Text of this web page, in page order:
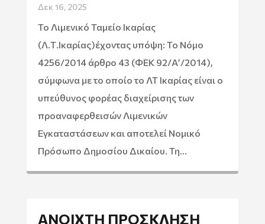
Δεκ 16, 2025
Το Λιμενικό Ταμείο Ικαρίας
(Λ.Τ.Ικαρίας)έχοντας υπόψη: Το Νόμο
4256/2014 άρθρο 43 (ΦΕΚ 92/Α’/2014),
σύμφωνα με το οποίο το ΛΤ Ικαρίας είναι ο
υπεύθυνος φορέας διαχείρισης των
προαναφερθεισών Λιμενικών
Εγκαταστάσεων και αποτελεί Νομικό
Πρόσωπο Δημοσίου Δικαίου. Τη...
ΑΝΟΙΧΤΉ ΠΡΌΣΚΛΗΣΗ